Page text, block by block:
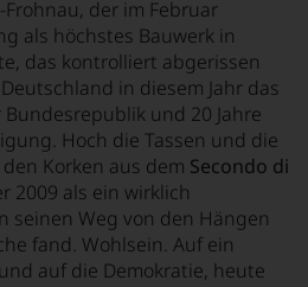
der im Februar
als höchstes Bauwerk in
das kontrolliert abgerissen
in diesem Jahr das
und 20 Jahre
Hoch die Tassen und die
Korken aus dem Secondo di
2009 als ein wirklich
seinen Weg von den Hängen
fand. Wohlsein. Auf ein
auf die Demokratie, heute